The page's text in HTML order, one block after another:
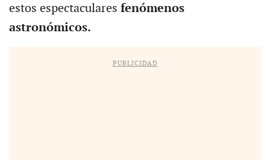
estos espectaculares fenómenos
astronómicos.
PUBLICIDAD